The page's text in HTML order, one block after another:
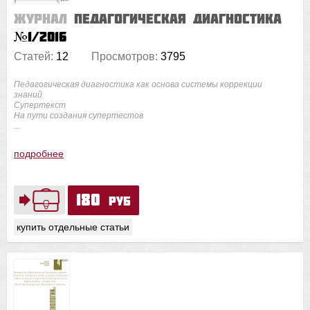
180 руб
купить отдельные статьи
Журнал Педагогическая диагностика
№1/2016
Статей: 12 Просмотров: 3795
Педагогическая диагностика как основа системы коррекции
знаний
Супертекст
На пути создания супертестов
подробнее